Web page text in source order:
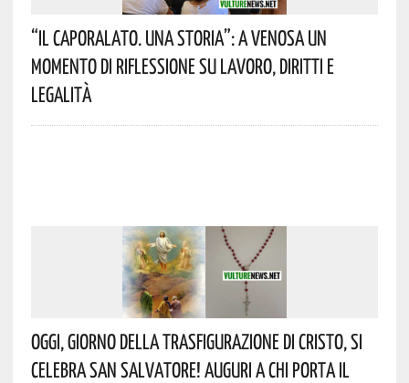
“Il Caporalato. Una Storia”: A Venosa Un
Momento Di Riflessione Su Lavoro, Diritti E
Legalità
Oggi, Giorno Della Trasfigurazione Di Cristo, Si
Celebra San Salvatore! Auguri A Chi Porta Il